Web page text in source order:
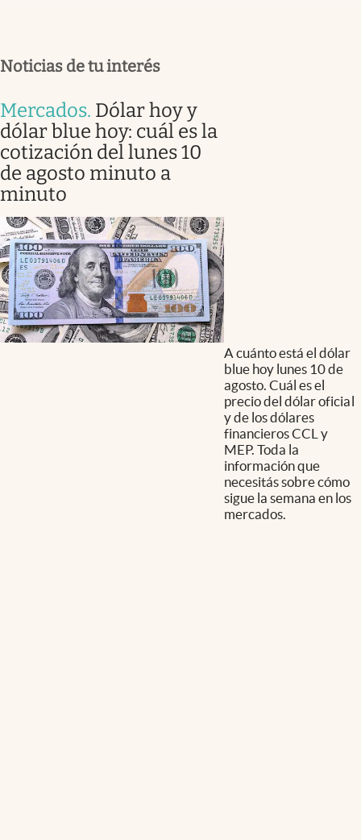
Noticias de tu interés
Mercados. Dólar hoy y
dólar blue hoy: cuál es la
cotización del lunes 10
de agosto minuto a
minuto
A cuánto está el dólar
blue hoy lunes 10 de
agosto. Cuál es el
precio del dólar oficial
y de los dólares
financieros CCL y
MEP. Toda la
información que
necesitás sobre cómo
sigue la semana en los
mercados.